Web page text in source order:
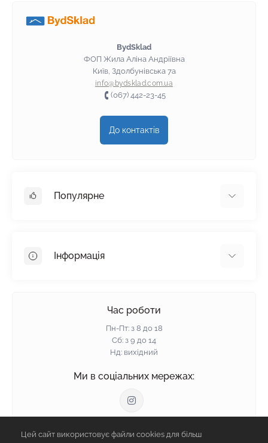
BydSklad
ФОП Жила Аліна Андріївна
Київ, Здолбунівська 7а
info@bydsklad.com.ua
(067) 442-23-45
До контактів
Популярне
Пінопласт
Інформація
Гарантія та повернення
Політика конфіденційності
Карта сайту
Час роботи
Пн-Пт: з 8 до 18
Сб: з 9 до 14
Нд: вихідний
Ми в соціальних мережах:
Цей сайт використовує файли cookies для більш